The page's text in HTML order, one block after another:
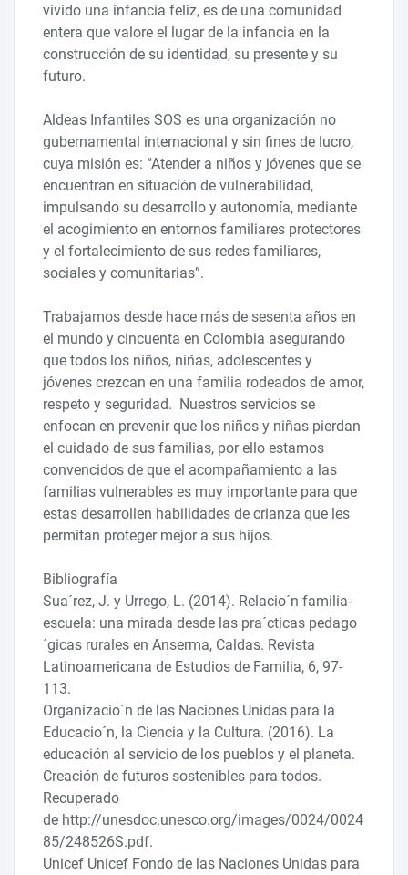
vivido una infancia feliz, es de una comunidad
entera que valore el lugar de la infancia en la
construcción de su identidad, su presente y su
futuro.
Aldeas Infantiles SOS es una organización no
gubernamental internacional y sin fines de lucro,
cuya misión es: “Atender a niños y jóvenes que se
encuentran en situación de vulnerabilidad,
impulsando su desarrollo y autonomía, mediante
el acogimiento en entornos familiares protectores
y el fortalecimiento de sus redes familiares,
sociales y comunitarias”.
Trabajamos desde hace más de sesenta años en
el mundo y cincuenta en Colombia asegurando
que todos los niños, niñas, adolescentes y
jóvenes crezcan en una familia rodeados de amor,
respeto y seguridad. Nuestros servicios se
enfocan en prevenir que los niños y niñas pierdan
el cuidado de sus familias, por ello estamos
convencidos de que el acompañamiento a las
familias vulnerables es muy importante para que
estas desarrollen habilidades de crianza que les
permitan proteger mejor a sus hijos.
Bibliografía
Sua´rez, J. y Urrego, L. (2014). Relacio´n familia-
escuela: una mirada desde las pra´cticas pedago
´gicas rurales en Anserma, Caldas. Revista
Latinoamericana de Estudios de Familia, 6, 97-
113.
Organizacio´n de las Naciones Unidas para la
Educacio´n, la Ciencia y la Cultura. (2016). La
educación al servicio de los pueblos y el planeta.
Creación de futuros sostenibles para todos.
Recuperado
de http://unesdoc.unesco.org/images/0024/0024
85/248526S.pdf.
Unicef Unicef Fondo de las Naciones Unidas para